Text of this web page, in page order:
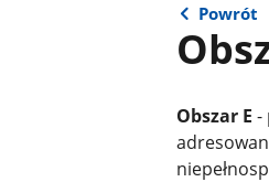
Powrót
Obszar E -